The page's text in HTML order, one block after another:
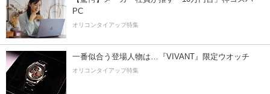
PC
オリコンタイアップ特集
一番似合う登場人物は…『VIVANT』限定ウオッチ
オリコンタイアップ特集